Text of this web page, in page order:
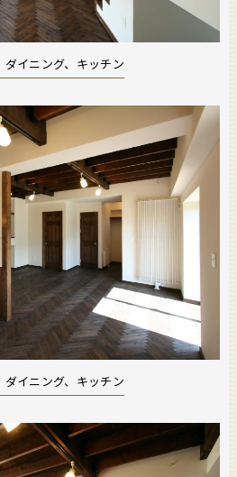
ダイニング、キッチン
ダイニング、キッチン